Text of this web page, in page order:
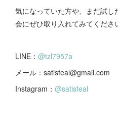
気になっていた方や、まだ試
会にぜひ取り入れてみてくださ
LINE： @tzl7957a
メール：satisfeal@gmail.com
Instagram： @satisfeal